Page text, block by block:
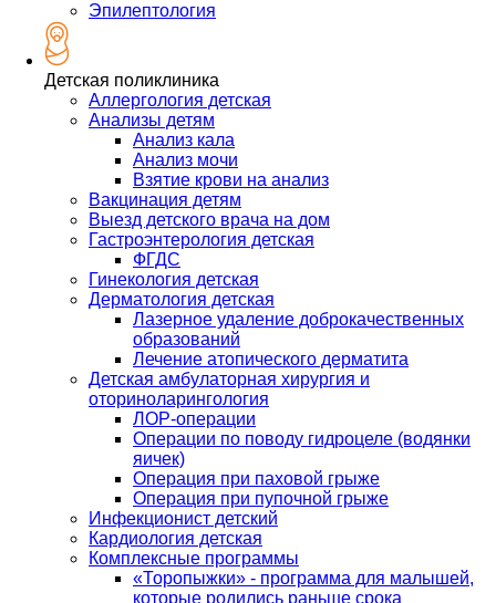
Эпилептология
Детская поликлиника
Аллергология детская
Анализы детям
Анализ кала
Анализ мочи
Взятие крови на анализ
Вакцинация детям
Выезд детского врача на дом
Гастроэнтерология детская
ФГДС
Гинекология детская
Дерматология детская
Лазерное удаление доброкачественных
образований
Лечение атопического дерматита
Детская амбулаторная хирургия и
оториноларингология
ЛОР-операции
Операции по поводу гидроцеле (водянки
яичек)
Операция при паховой грыже
Операция при пупочной грыже
Инфекционист детский
Кардиология детская
Комплексные программы
«Торопыжки» - программа для малышей,
которые родились раньше срока